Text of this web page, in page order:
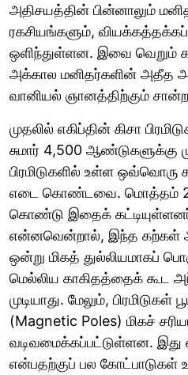
அதிசயத்தின் பின்னாலும்
ரகசியங்களும்,
ஒளிந்துள்ளன. இவை வெறும்
அக்கால மனிதர்களின் அதீத
வானியல் ஞானத்திற்கும்
முதலில் எகிப்தின் கிசா
சுமார் 4,500 ஆண்டுகளுக்கு
பிரமிடுகளில் உள்ள ஒவ்வொரு
எடை கொண்டவை. மொத்தம்
கொண்டு இதைக்
என்னவென்றால், இந்த கற்கள்
ஒன்று மிகத் துல்லியமாகப்
மெல்லிய காகிதத்தைக் கூட
முடியாது. மேலும், பிரமிடுகள்
(Magnetic Poles) மிகச்
வடிவமைக்கப்பட்டுள்ளன. இது
என்பதற்குப் பல